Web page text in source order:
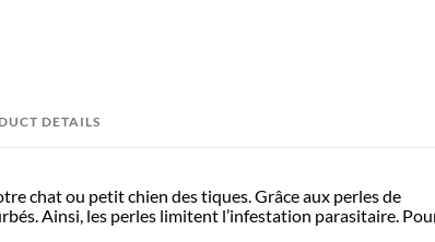
DETAILS
chat ou petit chien des tiques. Grâce aux perles de
Ainsi, les perles limitent l’infestation parasitaire.